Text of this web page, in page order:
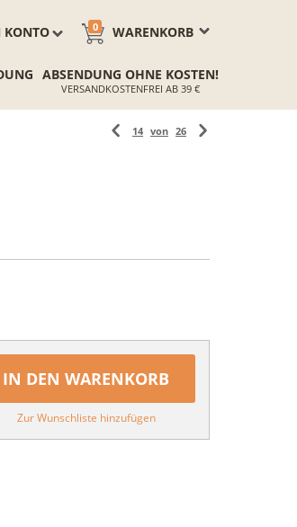
WARENKORB
0
KONTO
ABSENDUNG OHNE KOSTEN!
VERSANDKOSTENFREI AB 39 €
14 von 26
IN DEN WARENKORB
Zur Wunschliste hinzufügen